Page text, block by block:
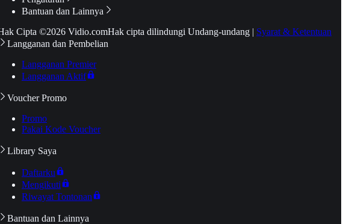
Bantuan dan Lainnya
Cipta ©2026 Vidio.comHak cipta dilindungi Undang-undang | Syarat & Ketentuan
Langganan dan Pembelian
Langganan Premier
Langganan Aktif
Voucher Promo
Promo
Pakai Kode Voucher
Library Saya
Daftarku
Mengikuti
Riwayat Tontonan
Bantuan dan Lainnya